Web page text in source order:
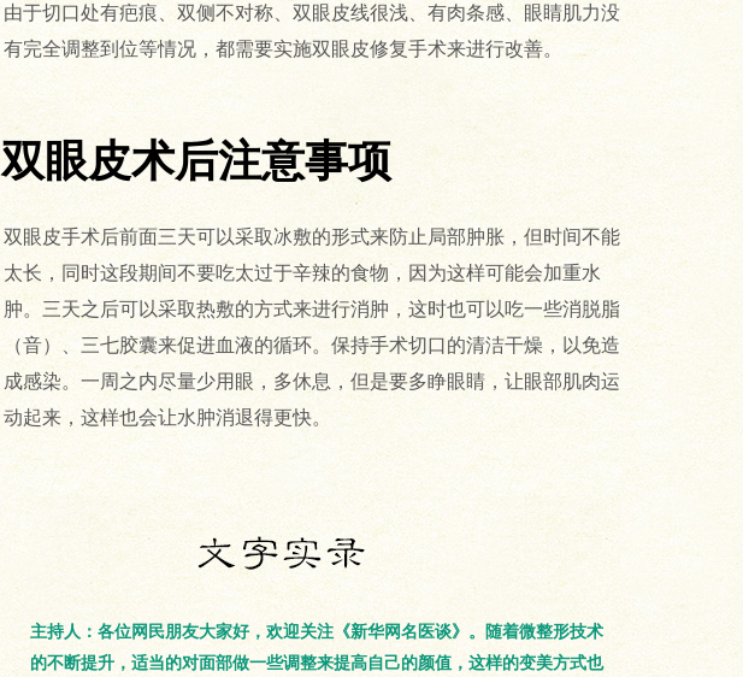
由于切口处有疤痕、双侧不对称、双眼皮线很浅、有肉条感、眼睛肌力没
有完全调整到位等情况，都需要实施双眼皮修复手术来进行改善。
双眼皮术后注意事项
双眼皮手术后前面三天可以采取冰敷的形式来防止局部肿胀，但时间不能
太长，同时这段期间不要吃太过于辛辣的食物，因为这样可能会加重水
肿。三天之后可以采取热敷的方式来进行消肿，这时也可以吃一些消脱脂
（音）、三七胶囊来促进血液的循环。保持手术切口的清洁干燥，以免造
成感染。一周之内尽量少用眼，多休息，但是要多睁眼睛，让眼部肌肉运
动起来，这样也会让水肿消退得更快。
主持人：各位网民朋友大家好，欢迎关注《新华网名医谈》。随着微整形技术
的不断提升，适当的对面部做一些调整来提高自己的颜值，这样的变美方式也